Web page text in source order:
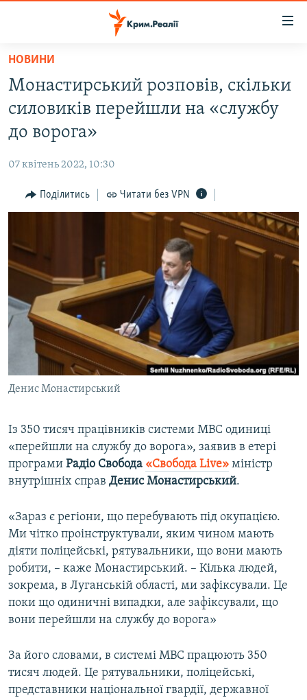
Перейти
основного
матеріалу
до
основної
Перейти
до
БЛОГИ
ПОГЛЯД
ВСЕ ЗА ДЕНЬ
СПЕЦПРОЕКТИ
ДЕПОРТАЦІЯ
ВІДЕОУРОКИ «ELIFBE»
СВІДЧЕННЯ ОКУПАЦІЇ
УКРАЇНСЬКА ПРОБЛЕМА КРИМУ
ІНФОГРАФІКА
ЯК ОБІЙТИ БЛОКУВАННЯ
Русский
Qırımtatar
ДОЛУЧАЙСЯ!
Усі сайти RFE/RL
НОВИНИ
Монастирський розповів, скільки
силовиків перейшли на «службу
до ворога»
07 квітень 2022, 10:30
Поділитись Читати без VPN
Денис Монастирський
Із 350 тисяч працівників системи МВС одиниці
«перейшли на службу до ворога», заявив в етері
програми Радіо Свобода «Свобода Live» міністр
внутрішніх справ Денис Монастирський.
«Зараз є регіони, що перебувають під окупацією.
Ми чітко проінструктували, яким чином мають
діяти поліцейські, рятувальники, що вони мають
робити, – каже Монастирський. – Кілька людей,
зокрема, в Луганській області, ми зафіксували. Це
поки що одиничні випадки, але зафіксували, що
вони перейшли на службу до ворога»
За його словами, в системі МВС працюють 350
тисяч людей. Це рятувальники, поліцейські,
представники національної гвардії, державної